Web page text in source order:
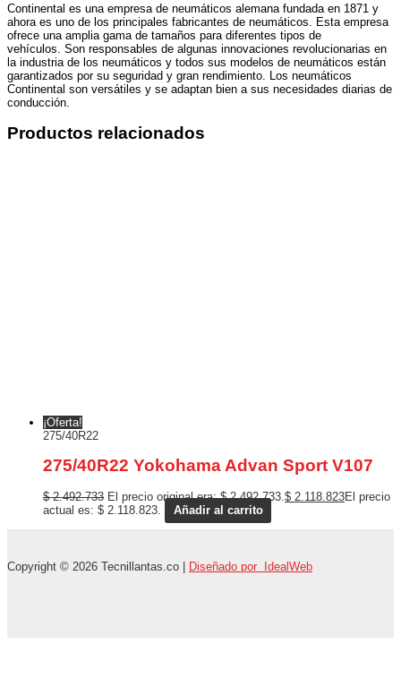
Continental es una empresa de neumáticos alemana fundada en 1871 y
ahora es uno de los principales fabricantes de neumáticos. Esta empresa
ofrece una amplia gama de tamaños para diferentes tipos de
vehículos. Son responsables de algunas innovaciones revolucionarias en
la industria de los neumáticos y todos sus modelos de neumáticos están
garantizados por su seguridad y gran rendimiento. Los neumáticos
Continental son versátiles y se adaptan bien a sus necesidades diarias de
conducción.
Productos relacionados
¡Oferta!
275/40R22
275/40R22 Yokohama Advan Sport V107
$2.492.733 El precio original era: $ 2.492.733.$ 2.118.823El precio
actual es: $ 2.118.823.
Añadir al carrito
Copyright © 2026 Tecnillantas.co | Diseñado por IdealWeb